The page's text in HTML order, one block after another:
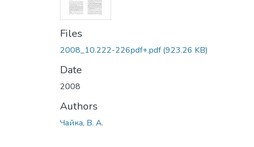
Files
2008_10.222-226pdf+.pdf(923.26 KB)
Date
2008
Authors
Чайка, В. А.